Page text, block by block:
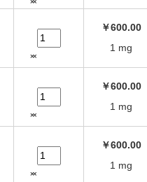
￥600.00
1 mg
￥600.00
1 mg
￥600.00
1 mg